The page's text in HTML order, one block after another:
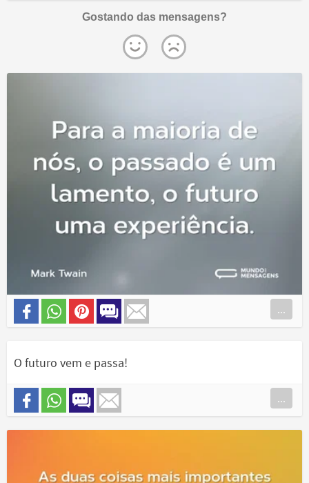
Gostando das mensagens?
...
O futuro vem e passa!
...